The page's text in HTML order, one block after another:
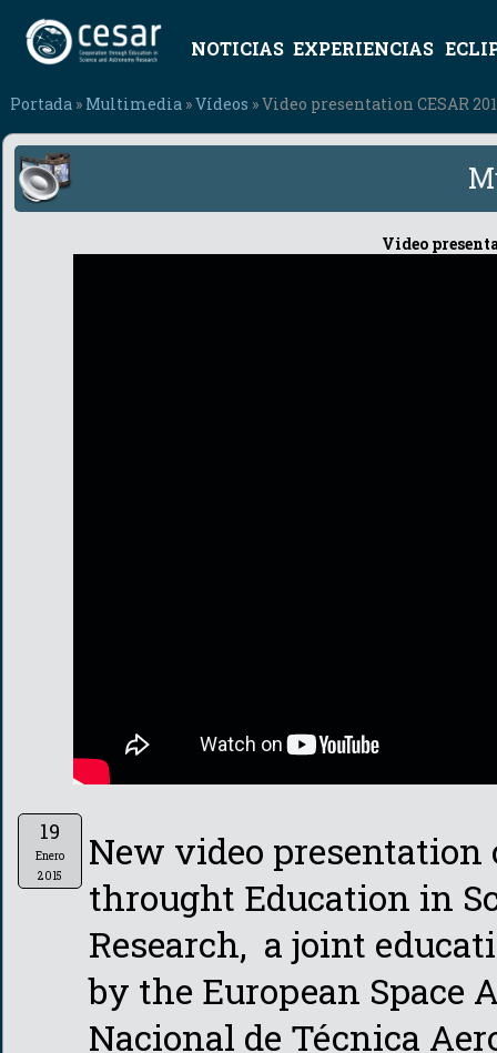
NOTICIAS EXPERIENCIAS
Portada » Multimedia »Vídeos » Video presentation CESAR
Video
19
Enero
2015
New video presentation
throught Education in
Research, a joint
by the European Space
Nacional de Técnica